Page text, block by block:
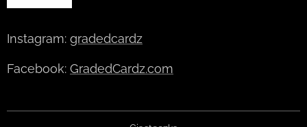
Instagram: gradedcardz
Facebook: GradedCardz.com